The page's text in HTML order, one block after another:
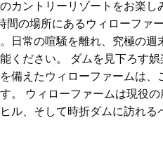
カントリーリゾートをお楽
間の場所にあるウィローファ
日常の喧騒を離れ、究極の
ください。 ダムを見下ろす
備えたウィローファームは
。 ウィローファームは現役
ル、そして時折ダムに訪れ